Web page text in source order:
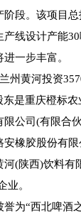
段。该项目
线设计产能
一步丰富。
州黄河投资
是重庆橙标农
公司(有限合伙
安橡胶股份有
(陕西)饮料有
业。
为“西北啤酒